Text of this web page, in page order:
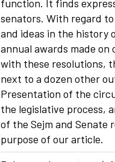
function. It finds
senators. With regard
and ideas in the history
annual awards made on
with these resolutions,
next to a dozen other
Presentation of the
the legislative process,
of the Sejm and Senate
purpose of our article.